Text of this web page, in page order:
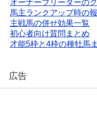
オーナーブリーダーの
馬主ランクアップ時の
主戦馬の併せ効果一覧
初心者向け質問まとめ
才能5枠と4枠の種牡馬
広告